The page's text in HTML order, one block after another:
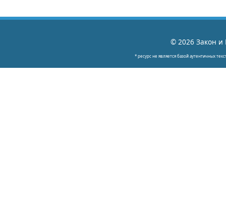
© 2026 Закон и
* ресурс не является базой аутентичных